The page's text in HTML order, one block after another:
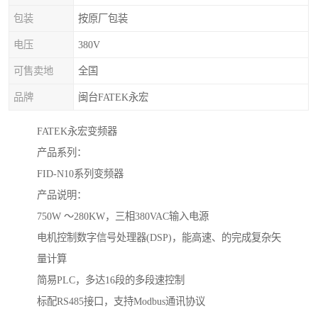
包装 按原厂包装
电压 380V
可售卖地 全国
品牌 闽台FATEK永宏
FATEK永宏变频器
产品系列：
FID-N10系列变频器
产品说明：
750W ～280KW，三相380VAC输入电源
电机控制数字信号处理器(DSP)，能高速、的完成复杂矢
量计算
简易PLC，多达16段的多段速控制
标配RS485接口，支持Modbus通讯协议